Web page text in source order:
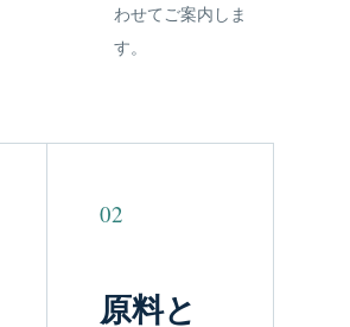
わせてご案内しま
す。
02
原料と